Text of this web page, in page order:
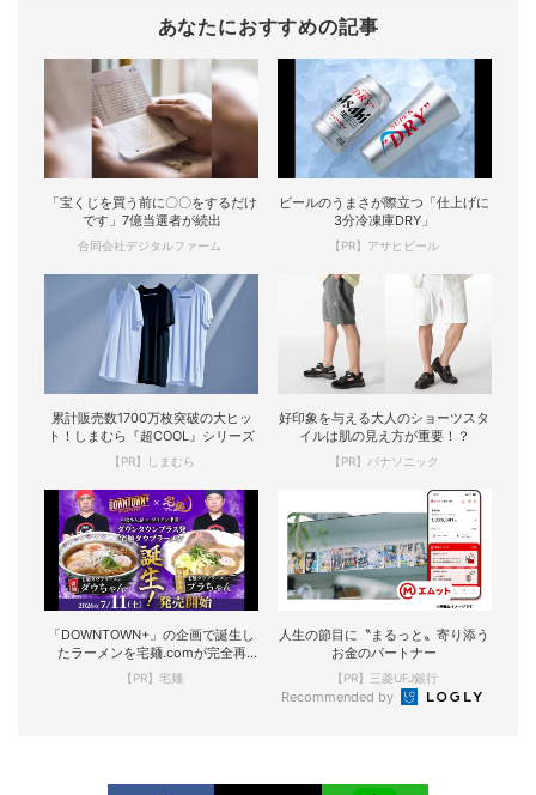
あなたにおすすめの記事
「宝くじを買う前に〇〇をするだけ
です」7億当選者が続出
合同会社デジタルファーム
ビールのうまさが際立つ「仕上げに
3分冷凍庫DRY」
【PR】アサヒビール
累計販売数1700万枚突破の大ヒッ
ト！しまむら『超COOL』シリーズ
【PR】しまむら
好印象を与える大人のショーツスタ
イルは肌の見え方が重要！？
【PR】パナソニック
「DOWNTOWN+」の企画で誕生し
たラーメンを宅麺.comが完全再
現！
【PR】宅麺
人生の節目に〝まるっと〟寄り添う
お金のパートナー
【PR】三菱UFJ銀行
Recommended by